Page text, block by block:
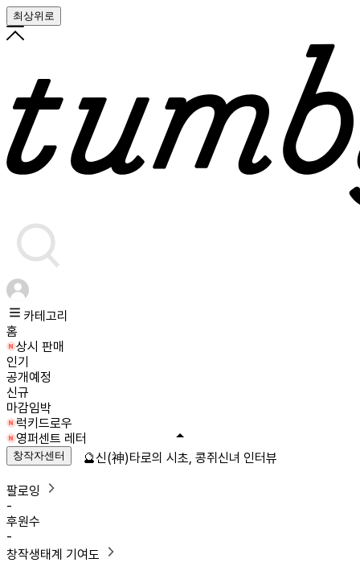
최상위로
카테고리
홈
상시 판매
인기
공개예정
신규
마감임박
럭키드로우
영퍼센트 레터
창작자센터
팔로잉
-
후원수
-
창작생태계 기여도
🔮신(神)타로의 시초, 콩쥐신녀 인터뷰